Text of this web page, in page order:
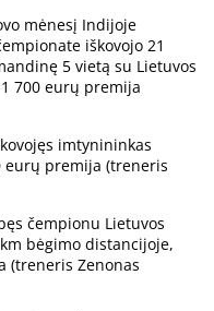
mėnesį Indijoje
iškovojo 21
5 vietą su Lietuvos
700 eurų premija
imtynininkas
eurų premija (treneris
čempionu Lietuvos
bėgimo distancijoje,
(treneris Zenonas